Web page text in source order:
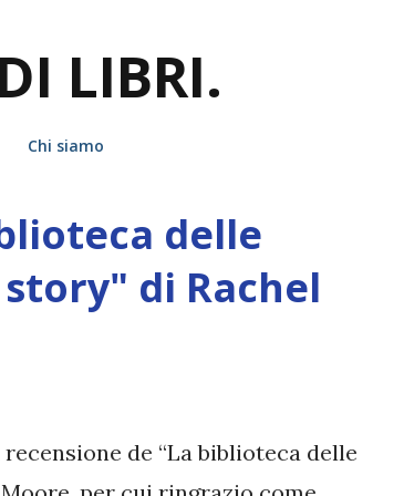
LIBRI.
Chi siamo
delle
di Rachel
de “La biblioteca delle